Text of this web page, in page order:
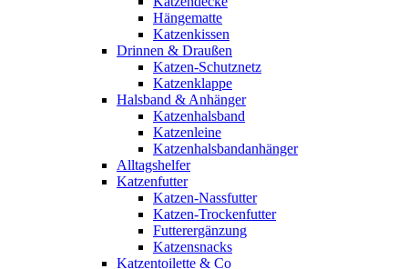
Hängematte
Katzenkissen
Drinnen & Draußen
Katzen-Schutznetz
Katzenklappe
Halsband & Anhänger
Katzenhalsband
Katzenleine
Katzenhalsbandanhänger
Alltagshelfer
Katzenfutter
Katzen-Nassfutter
Katzen-Trockenfutter
Futterergänzung
Katzensnacks
Katzentoilette & Co